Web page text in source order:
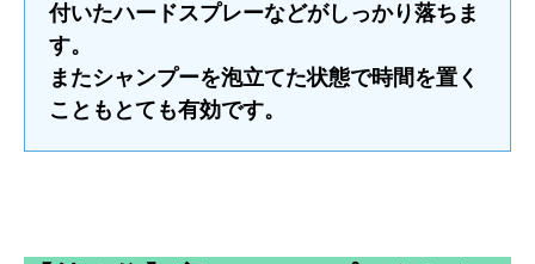
付いたハードスプレーなどがしっかり落ちま
す。
またシャンプーを泡立てた状態で時間を置く
こともとても有効です。